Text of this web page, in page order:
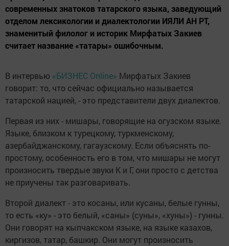
современных знатоков татарского языка, заведующий
отделом лексикологии и диалектологии ИЯЛИ АН РТ,
знаменитый филолог и историк Мирфатых Закиев
считает название «татары» ошибочным.
В интервью «БИЗНЕС Online» Мирфатых Закиев
говорит: то, что сейчас официально называется
татарской нацией, - это представители двух диалектов.
Первая из них - мишары, говорящие на огузском языке.
Языке, близком к турецкому, туркменскому,
азербайджанскому, гагаузскому. Если объяснять по-
простому, особенность его в том, что мишары не могут
произносить твердые звуки К и Г, они просто с детства
не приучены так разговаривать.
Второй диалект - это косаны, или кусаны, белые гунны,
то есть «ку» - это белый, «саны» (суны», «хуны») - гунны.
Они говорят на кыпчакском языке, на языке казахов,
киргизов, татар, башкир. Они могут произносить